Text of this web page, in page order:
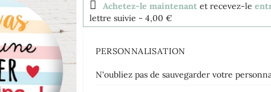
Achetez-le maintenant et recevez-le
lettre suivie - 4,00 €
PERSONNALISATION
N'oubliez pas de sauvegarder votre